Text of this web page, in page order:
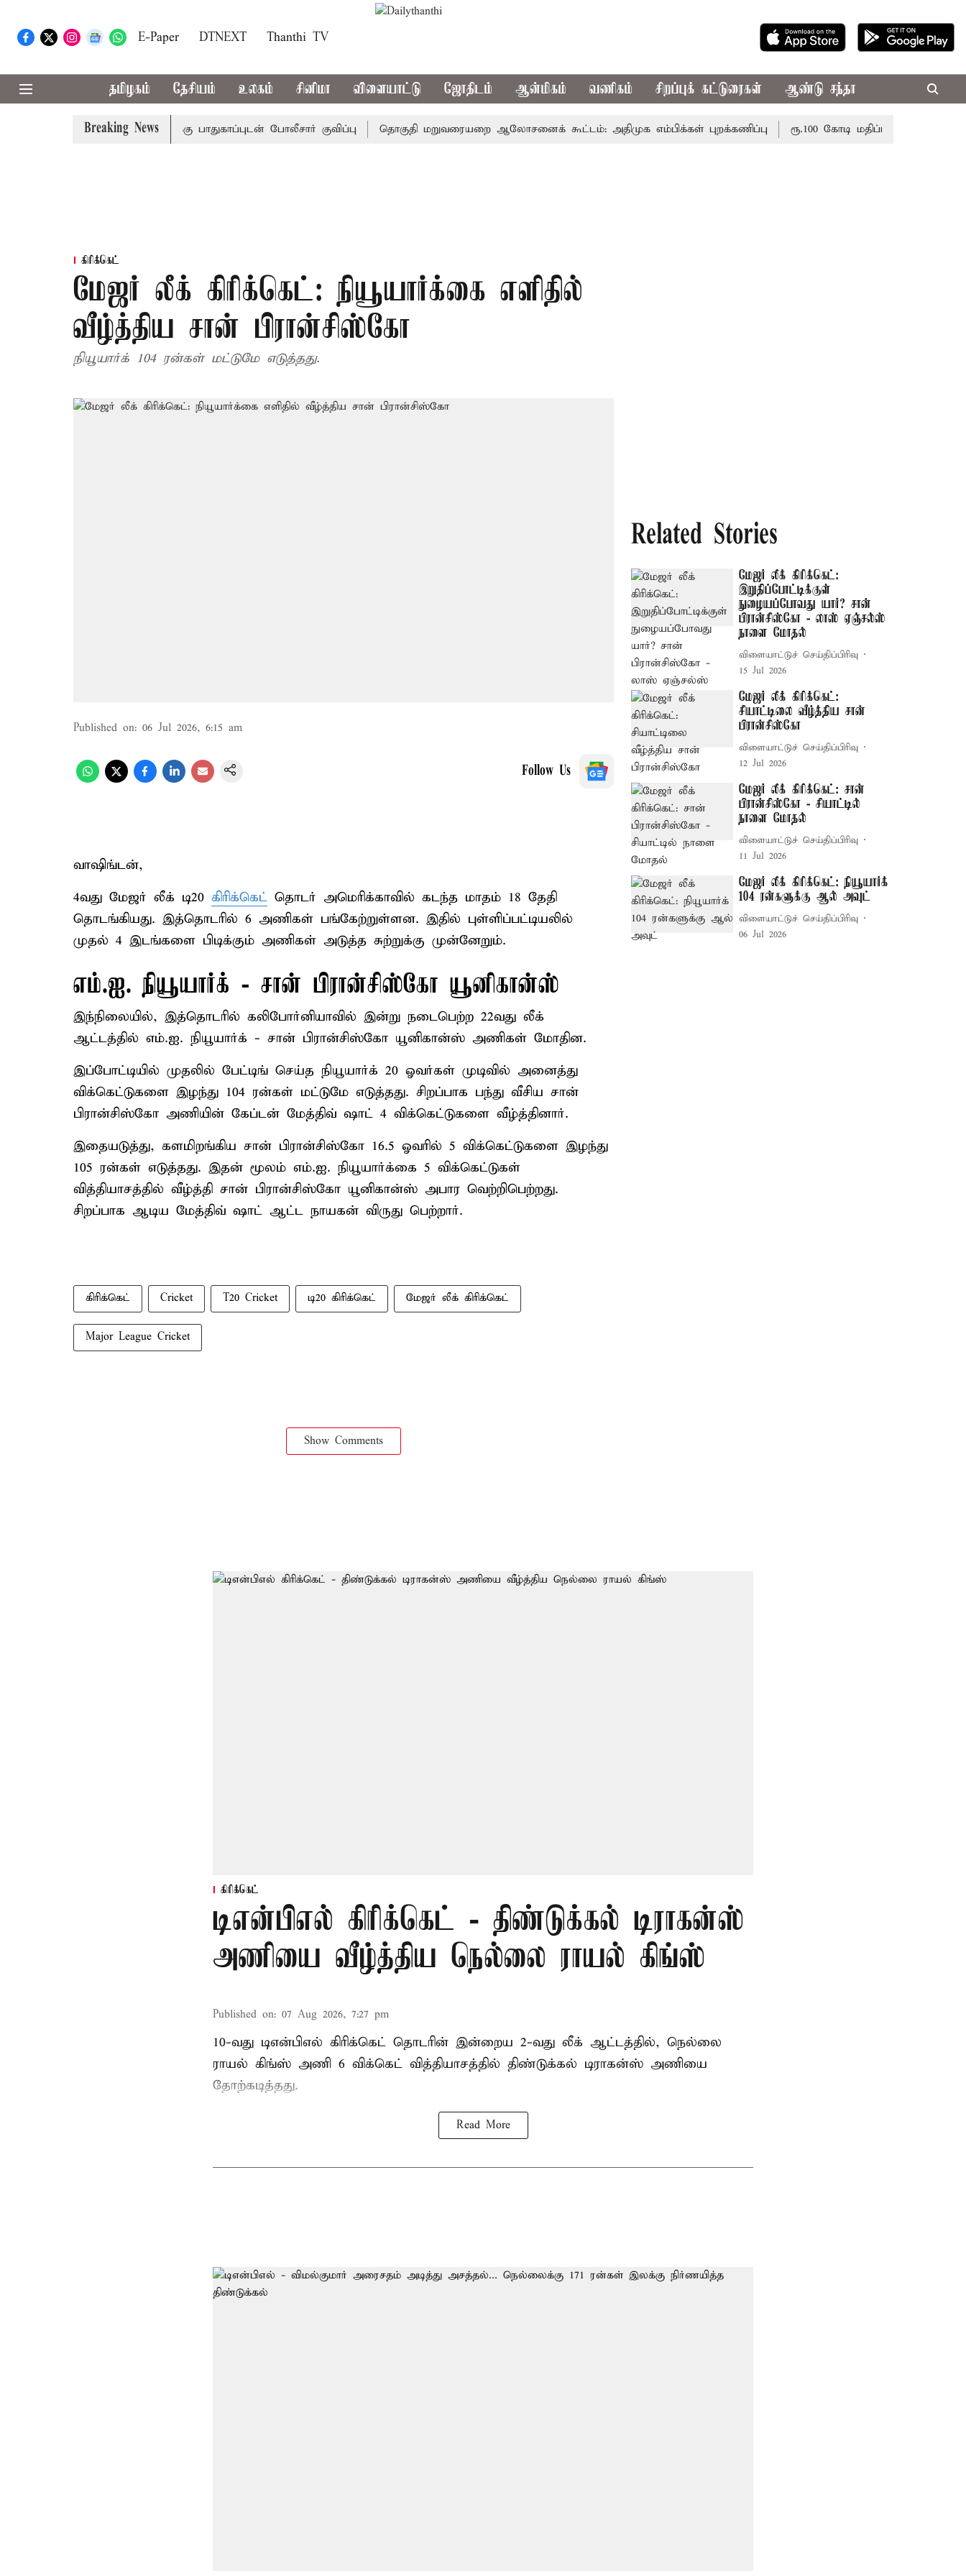
E-Paper DTNEXT Thanthi TV
தமிழகம் தேசியம் உலகம் சினிமா விளையாட்டு ஜோதிடம் ஆன்மிகம் வணிகம் சிறப்புக் கட்டுரைகள் ஆண்டு சந்தா
Breaking News
அமித்ஷா வருகை: 3 அடுக்கு பாதுகாப்புடன் போலீசார் குவிப்பு தொகுதி மறுவரையறை ஆலோசனைக் கூட்டம்: அதிமுக எம்பிக்கள் புறக்கணிப்பு ரூ.100 கோடி மதிப்பிலான பழனி
கிரிக்கெட்
மேஜர் லீக் கிரிக்கெட்: நியூயார்க்கை எளிதில்
வீழ்த்திய சான் பிரான்சிஸ்கோ
நியூயார்க் 104 ரன்கள் மட்டுமே எடுத்தது.
Published on: 06 Jul 2026, 6:15 am
Follow Us
வாஷிங்டன்,
4வது மேஜர் லீக் டி20 கிரிக்கெட் தொடர் அமெரிக்காவில் கடந்த மாதம் 18 தேதி
தொடங்கியது. இத்தொடரில் 6 அணிகள் பங்கேற்றுள்ளன. இதில் புள்ளிப்பட்டியலில்
முதல் 4 இடங்களை பிடிக்கும் அணிகள் அடுத்த சுற்றுக்கு முன்னேறும்.
எம்.ஐ. நியூயார்க் - சான் பிரான்சிஸ்கோ யூனிகான்ஸ்
இந்நிலையில், இத்தொடரில் கலிபோர்னியாவில் இன்று நடைபெற்ற 22வது லீக்
ஆட்டத்தில் எம்.ஐ. நியூயார்க் - சான் பிரான்சிஸ்கோ யூனிகான்ஸ் அணிகள் மோதின.
இப்போட்டியில் முதலில் பேட்டிங் செய்த நியூயார்க் 20 ஓவர்கள் முடிவில் அனைத்து
விக்கெட்டுகளை இழந்து 104 ரன்கள் மட்டுமே எடுத்தது. சிறப்பாக பந்து வீசிய சான்
பிரான்சிஸ்கோ அணியின் கேப்டன் மேத்திவ் ஷாட் 4 விக்கெட்டுகளை வீழ்த்தினார்.
இதையடுத்து, களமிறங்கிய சான் பிரான்சிஸ்கோ 16.5 ஓவரில் 5 விக்கெட்டுகளை இழந்து
105 ரன்கள் எடுத்தது. இதன் மூலம் எம்.ஐ. நியூயார்க்கை 5 விக்கெட்டுகள்
வித்தியாசத்தில் வீழ்த்தி சான் பிரான்சிஸ்கோ யூனிகான்ஸ் அபார வெற்றிபெற்றது.
சிறப்பாக ஆடிய மேத்திவ் ஷாட் ஆட்ட நாயகன் விருது பெற்றார்.
கிரிக்கெட் Cricket T20 Cricket டி20 கிரிக்கெட் மேஜர் லீக் கிரிக்கெட்
Major League Cricket
Show Comments
Related Stories
மேஜர் லீக் கிரிக்கெட்:
இறுதிப்போட்டிக்குள்
நுழையப்போவது யார்? சான்
பிரான்சிஸ்கோ - லாஸ் ஏஞ்சல்ஸ்
நாளை மோதல்
விளையாட்டுச் செய்திப்பிரிவு
15 Jul 2026
மேஜர் லீக் கிரிக்கெட்:
சியாட்டிலை வீழ்த்திய சான்
பிரான்சிஸ்கோ
விளையாட்டுச் செய்திப்பிரிவு
12 Jul 2026
மேஜர் லீக் கிரிக்கெட்: சான்
பிரான்சிஸ்கோ - சியாட்டில்
நாளை மோதல்
விளையாட்டுச் செய்திப்பிரிவு
11 Jul 2026
மேஜர் லீக் கிரிக்கெட்: நியூயார்க்
104 ரன்களுக்கு ஆல் அவுட்
விளையாட்டுச் செய்திப்பிரிவு
06 Jul 2026
கிரிக்கெட்
டிஎன்பிஎல் கிரிக்கெட் - திண்டுக்கல் டிராகன்ஸ்
அணியை வீழ்த்திய நெல்லை ராயல் கிங்ஸ்
Published on: 07 Aug 2026, 7:27 pm
10-வது டிஎன்பிஎல் கிரிக்கெட் தொடரின் இன்றைய 2-வது லீக் ஆட்டத்தில், நெல்லை
ராயல் கிங்ஸ் அணி 6 விக்கெட் வித்தியாசத்தில் திண்டுக்கல் டிராகன்ஸ் அணியை
தோற்கடித்தது.
Read More